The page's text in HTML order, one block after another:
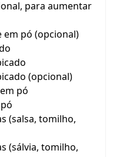
para aumentar
em pó (opcional)
(opcional)
pó
(salsa, tomilho,
(sálvia, tomilho,